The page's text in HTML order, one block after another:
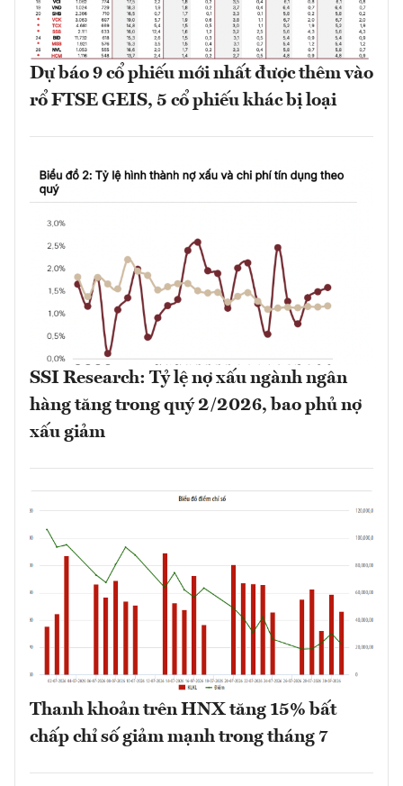
Dự báo 9 cổ phiếu mới nhất được thêm vào
rổ FTSE GEIS, 5 cổ phiếu khác bị loại
SSI Research: Tỷ lệ nợ xấu ngành ngân
hàng tăng trong quý 2/2026, bao phủ nợ
xấu giảm
Thanh khoản trên HNX tăng 15% bất
chấp chỉ số giảm mạnh trong tháng 7